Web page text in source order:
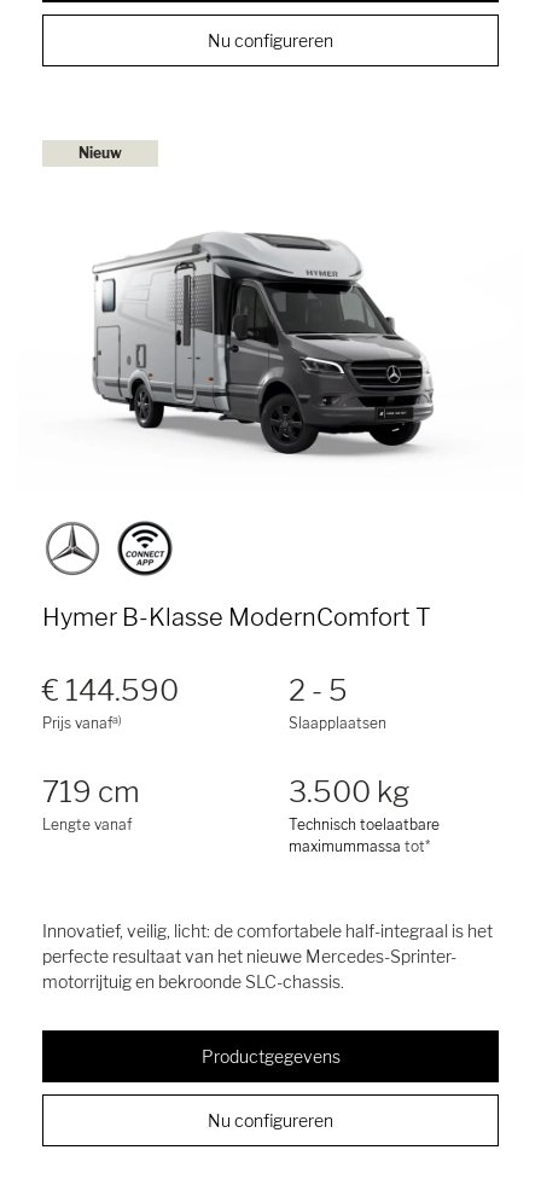
Nu configureren
Nieuw
Hymer B-Klasse ModernComfort T
€ 144.590
Prijs vanafa)
2 - 5
Slaapplaatsen
719 cm
Lengte vanaf
3.500 kg
Technisch toelaatbare
maximummassa tot*
Innovatief, veilig, licht: de comfortabele half-integraal is het
perfecte resultaat van het nieuwe Mercedes-Sprinter-
motorrijtuig en bekroonde SLC-chassis.
Productgegevens
Nu configureren